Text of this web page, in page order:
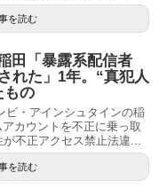
を読む
田「暴露系配信者
れた」1年。“真犯人
もの
ビ・アインシュタインの稲
カウントを不正に乗っ取
不正アクセス禁止法違...
を読む